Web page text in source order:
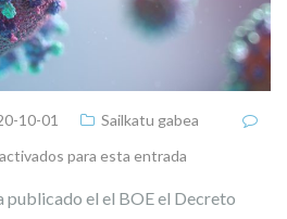
10-01
Sailkatu gabea
para esta entrada
publicado el el BOE el Decreto